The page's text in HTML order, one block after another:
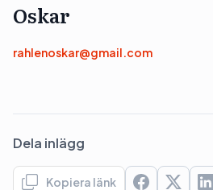
Oskar
rahlenoskar@gmail.com
Dela inlägg
Kopiera länk